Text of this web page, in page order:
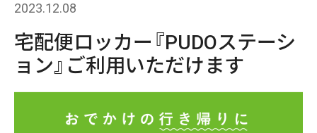
2023.12.08
宅配便ロッカー『PUDOステーシ
ョン』ご利用いただけます